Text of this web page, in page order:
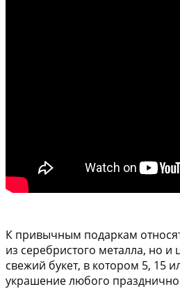
К привычным подаркам
из серебристого металла, но и
свежий букет, в котором 5, 15
украшение любого